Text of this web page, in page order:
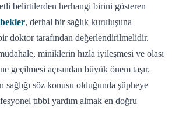
belirtilerden herhangi birini gösteren
, derhal bir sağlık kuruluşuna
doktor tarafından değerlendirilmelidir.
miniklerin hızla iyileşmesi ve olası
geçilmesi açısından büyük önem taşır.
sağlığı söz konusu olduğunda şüpheye
tıbbi yardım almak en doğru